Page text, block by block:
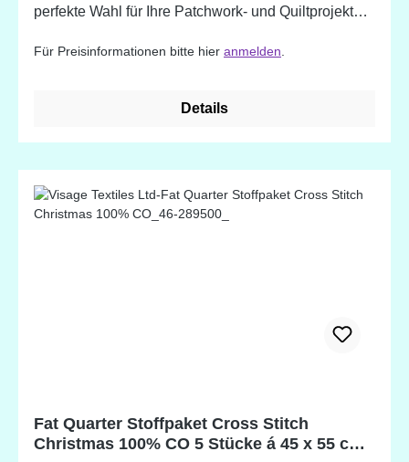
perfekte Wahl für Ihre Patchwork- und Quiltprojekte.
Mustern. Designed in England
Für Preisinformationen bitte hier anmelden
Details
Fat Quarter Stoffpaket Cross Stitch
Christmas 100% CO 5 Stücke á 45 x 55 cm